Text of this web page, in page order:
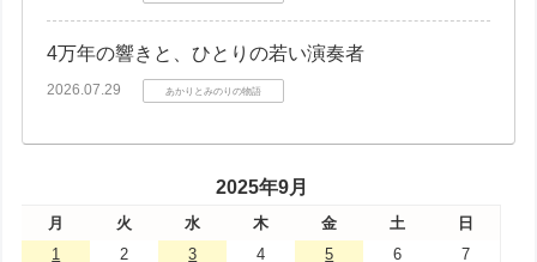
4万年の響きと、ひとりの若い演奏者
2026.07.29 あかりとみのりの物語
2025年9月
月 火 水 木 金 土
日
1
2 3 4 5 6
7